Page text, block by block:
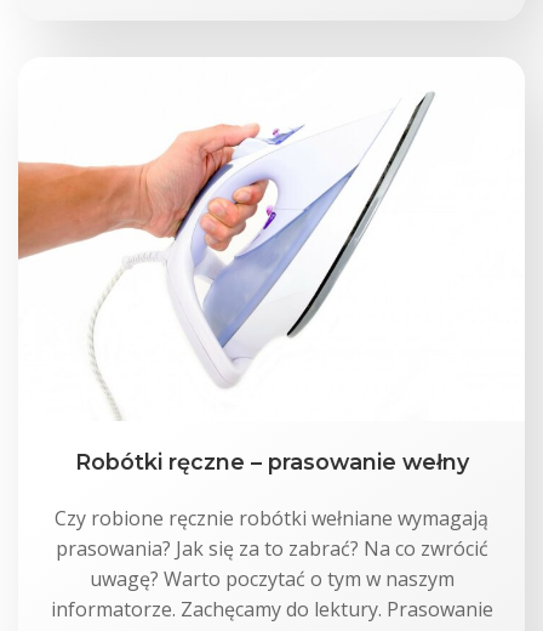
Robótki ręczne – prasowanie wełny
Czy robione ręcznie robótki wełniane wymagają
prasowania? Jak się za to zabrać? Na co zwrócić
uwagę? Warto poczytać o tym w naszym
informatorze. Zachęcamy do lektury. Prasowanie